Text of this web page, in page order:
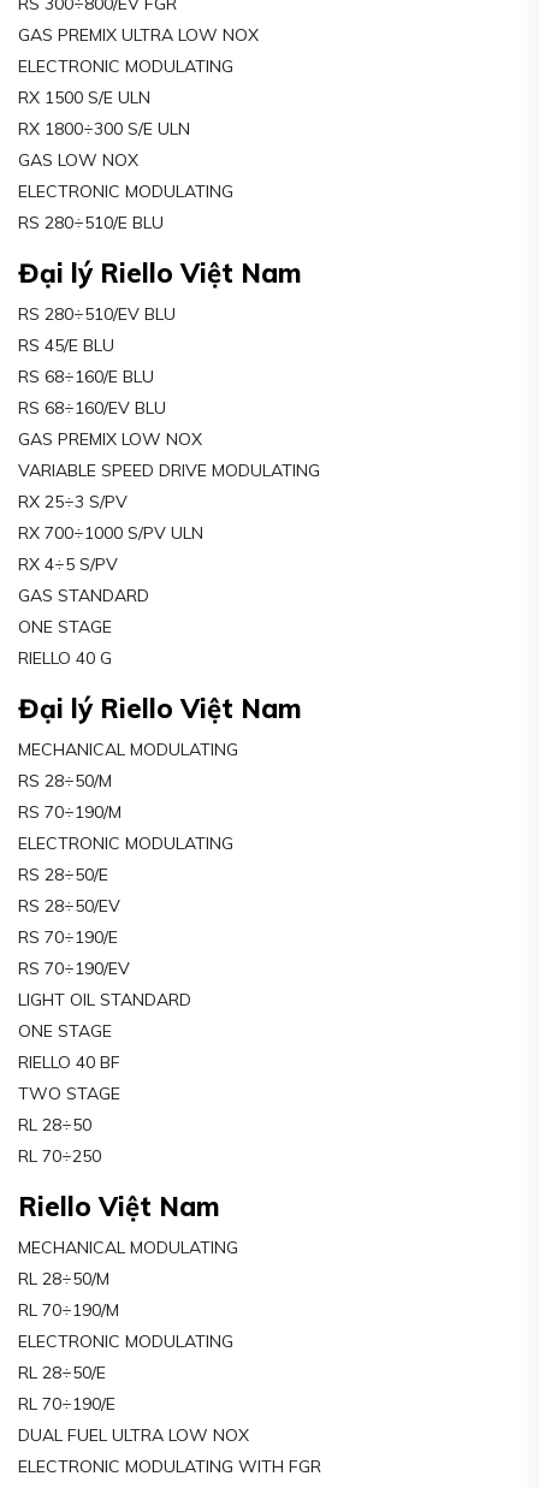
GAS PREMIX ULTRA LOW NOX
ELECTRONIC MODULATING
RX 1500 S/E ULN
RX 1800÷300 S/E ULN
GAS LOW NOX
ELECTRONIC MODULATING
RS 280÷510/E BLU
Đại lý Riello Việt Nam
RS 280÷510/EV BLU
RS 45/E BLU
RS 68÷160/E BLU
RS 68÷160/EV BLU
GAS PREMIX LOW NOX
VARIABLE SPEED DRIVE MODULATING
RX 25÷3 S/PV
RX 700÷1000 S/PV ULN
RX 4÷5 S/PV
GAS STANDARD
ONE STAGE
RIELLO 40 G
Đại lý Riello Việt Nam
MECHANICAL MODULATING
RS 28÷50/M
RS 70÷190/M
ELECTRONIC MODULATING
RS 28÷50/E
RS 28÷50/EV
RS 70÷190/E
RS 70÷190/EV
LIGHT OIL STANDARD
ONE STAGE
RIELLO 40 BF
TWO STAGE
RL 28÷50
RL 70÷250
Riello Việt Nam
MECHANICAL MODULATING
RL 28÷50/M
RL 70÷190/M
ELECTRONIC MODULATING
RL 28÷50/E
RL 70÷190/E
DUAL FUEL ULTRA LOW NOX
ELECTRONIC MODULATING WITH FGR